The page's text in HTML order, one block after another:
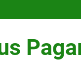
Peran
Peran